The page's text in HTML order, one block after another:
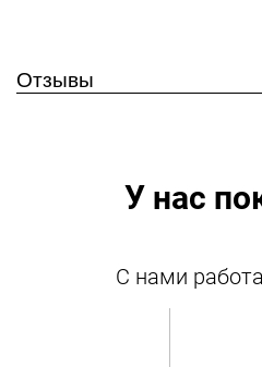
Отзывы
У нас
С нами